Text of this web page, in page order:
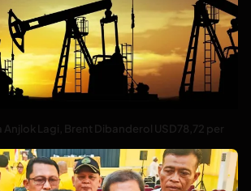
Anjlok Lagi, Brent Dibanderol USD78,72 per